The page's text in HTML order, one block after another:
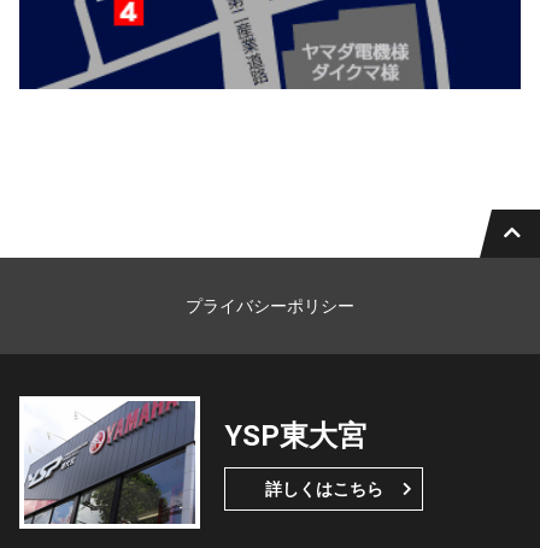
プライバシーポリシー
YSP東大宮
詳しくはこちら